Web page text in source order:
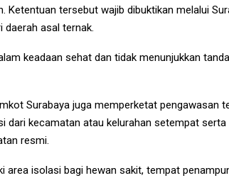
Ketentuan tersebut wajib dibuktikan melalui
daerah asal ternak.
keadaan sehat dan tidak menunjukkan tanda
Surabaya juga memperketat pengawasan
dari kecamatan atau kelurahan setempat
resmi.
area isolasi bagi hewan sakit, tempat